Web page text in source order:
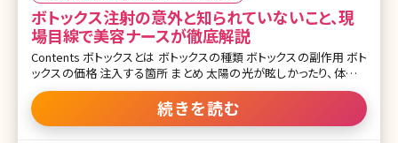
ボトックス注射の意外と知られていないこと、現
場目線で美容ナースが徹底解説
Contents ボトックスとは ボトックスの種類 ボトックスの副作用 ボト
ックスの価格 注入する箇所 まとめ 太陽の光が眩しかったり、体をど
こかにぶつけて痛みがある時に出てくる眉間のシワは年代問わず起
こり得ます。ただ、そのシワは年齢を重ねれば重ねるほどに残ってし
まうのです。咄嗟の時だけでなく、常におでこや眉間のシワがあると
続きを読む